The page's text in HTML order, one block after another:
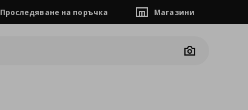
Проследяване на поръчка Магазини
Camera